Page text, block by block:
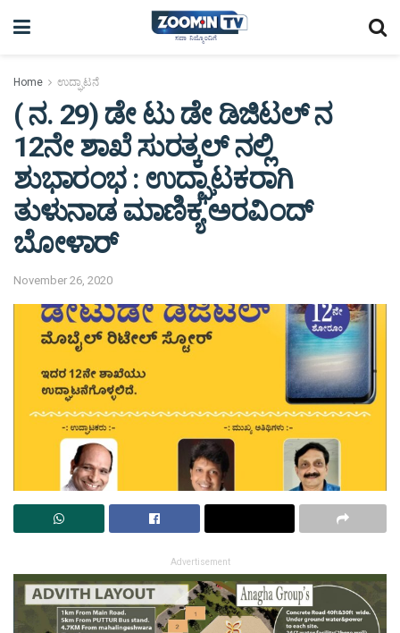
Home ಉದ್ಘಾಟನೆ
( ನ. 29) ಡೇ ಟು ಡೇ ಡಿಜಿಟಲ್ ನ
12ನೇ ಶಾಖೆ ಸುರತ್ಕಲ್ ನಲ್ಲಿ
ಶುಭಾರಂಭ : ಉದ್ಘಾಟಕರಾಗಿ
ತುಳುನಾಡ ಮಾಣಿಕ್ಯ ಅರವಿಂದ್
ಬೋಳಾರ್
November 26, 2020
Advertisement